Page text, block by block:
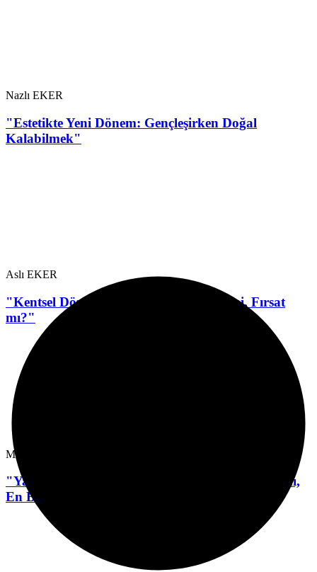
Nazlı EKER
"Estetikte Yeni Dönem: Gençleşirken Doğal
Kalabilmek"
Aslı EKER
"Kentsel Dönüşümde Ev Almak: Risk mi, Fırsat
mı?"
Mehmet ÇINAR
"Yapay Zekâ: İnsanlığın En Büyük Yardımcısı mı,
En Büyük Sınavı mı?"